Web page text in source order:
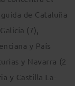
de Cataluña
(7),
y País
y Navarra (2
y Castilla La-